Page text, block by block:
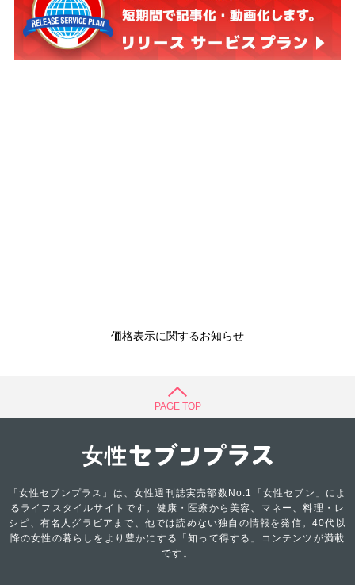
価格表示に関するお知らせ
PAGE TOP
「女性セブンプラス」は、女性週刊誌実売部数No.1「女性セブン」によ
るライフスタイルサイトです。健康・医療から美容、マネー、料理・レ
シピ、有名人グラビアまで、他では読めない独自の情報を発信。40代以
降の女性の暮らしをより豊かにする「知って得する」コンテンツが満載
です。